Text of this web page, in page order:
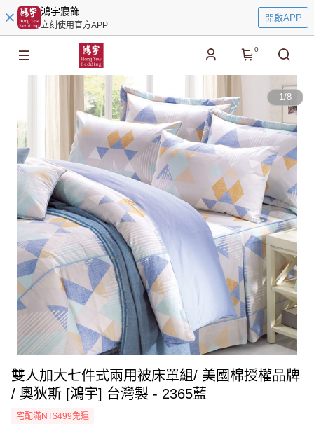
鴻宇寢飾
立刻使用官方APP
開啟APP
0
1/8
雙人加大七件式兩用被床罩組/ 美國棉授權品牌
/ 奧狄斯 [鴻宇] 台灣製 - 2365藍
宅配滿NT$499免運